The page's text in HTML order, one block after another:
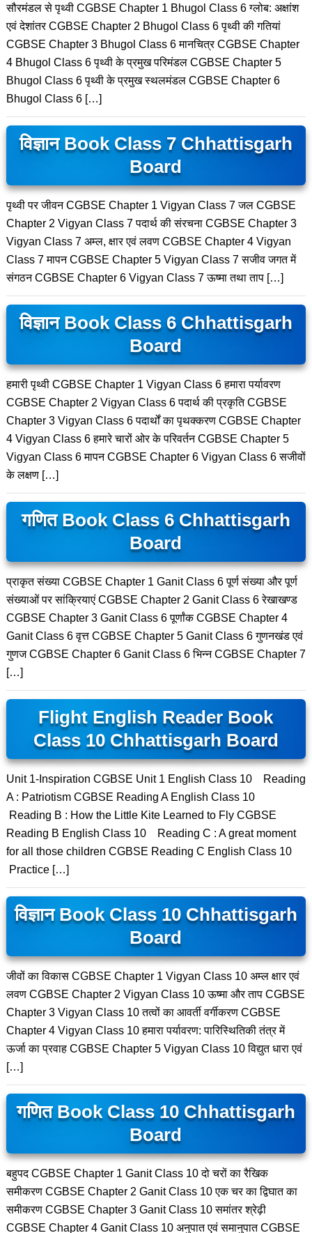
सौरमंडल से पृथ्वी CGBSE Chapter 1 Bhugol Class 6 ग्लोब: अक्षांश
एवं देशांतर CGBSE Chapter 2 Bhugol Class 6 पृथ्वी की गतियां
CGBSE Chapter 3 Bhugol Class 6 मानचित्र CGBSE Chapter
4 Bhugol Class 6 पृथ्वी के प्रमुख परिमंडल CGBSE Chapter 5
Bhugol Class 6 पृथ्वी के प्रमुख स्थलमंडल CGBSE Chapter 6
Bhugol Class 6 […]
विज्ञान Book Class 7 Chhattisgarh
Board
पृथ्वी पर जीवन CGBSE Chapter 1 Vigyan Class 7 जल CGBSE
Chapter 2 Vigyan Class 7 पदार्थ की संरचना CGBSE Chapter 3
Vigyan Class 7 अम्ल, क्षार एवं लवण CGBSE Chapter 4 Vigyan
Class 7 मापन CGBSE Chapter 5 Vigyan Class 7 सजीव जगत में
संगठन CGBSE Chapter 6 Vigyan Class 7 ऊष्मा तथा ताप […]
विज्ञान Book Class 6 Chhattisgarh
Board
हमारी पृथ्वी CGBSE Chapter 1 Vigyan Class 6 हमारा पर्यावरण
CGBSE Chapter 2 Vigyan Class 6 पदार्थ की प्रकृति CGBSE
Chapter 3 Vigyan Class 6 पदार्थों का पृथक्करण CGBSE Chapter
4 Vigyan Class 6 हमारे चारों ओर के परिवर्तन CGBSE Chapter 5
Vigyan Class 6 मापन CGBSE Chapter 6 Vigyan Class 6 सजीवों
के लक्षण […]
गणित Book Class 6 Chhattisgarh
Board
प्राकृत संख्या CGBSE Chapter 1 Ganit Class 6 पूर्ण संख्या और पूर्ण
संख्याओं पर सांक्रियाएं CGBSE Chapter 2 Ganit Class 6 रेखाखण्ड
CGBSE Chapter 3 Ganit Class 6 पूर्णांक CGBSE Chapter 4
Ganit Class 6 वृत्त CGBSE Chapter 5 Ganit Class 6 गुणनखंड एवं
गुणज CGBSE Chapter 6 Ganit Class 6 भिन्न CGBSE Chapter 7
[…]
Flight English Reader Book
Class 10 Chhattisgarh Board
Unit 1-Inspiration CGBSE Unit 1 English Class 10 Reading
A : Patriotism CGBSE Reading A English Class 10
Reading B : How the Little Kite Learned to Fly CGBSE
Reading B English Class 10 Reading C : A great moment
for all those children CGBSE Reading C English Class 10
Practice […]
विज्ञान Book Class 10 Chhattisgarh
Board
जीवों का विकास CGBSE Chapter 1 Vigyan Class 10 अम्ल क्षार एवं
लवण CGBSE Chapter 2 Vigyan Class 10 ऊष्मा और ताप CGBSE
Chapter 3 Vigyan Class 10 तत्वों का आवर्ती वर्गीकरण CGBSE
Chapter 4 Vigyan Class 10 हमारा पर्यावरण: पारिस्थितिकी तंत्र में
ऊर्जा का प्रवाह CGBSE Chapter 5 Vigyan Class 10 विद्युत धारा एवं
[…]
गणित Book Class 10 Chhattisgarh
Board
बहुपद CGBSE Chapter 1 Ganit Class 10 दो चरों का रैखिक
समीकरण CGBSE Chapter 2 Ganit Class 10 एक चर का द्विघात का
समीकरण CGBSE Chapter 3 Ganit Class 10 समांतर श्रेढ़ी
CGBSE Chapter 4 Ganit Class 10 अनुपात एवं समानुपात CGBSE